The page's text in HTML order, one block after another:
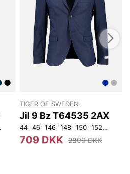
48 50 52 54 56 92 104
TIGER OF SWEDEN
Jil 9 Bz T64535 2AX
44 46 146 148 150 152 92
709 DKK 2899 DKK